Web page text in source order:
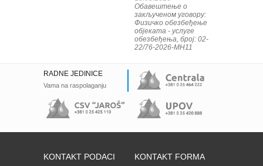
Обавештење о
закљученом уговору:
Физичко обезбеђење
објеката - услуге
обезбеђења, број: 02-
22/76-2026-МН11
RADNE JEDINICE
Vama na raspolaganju
KONTAKT PODACI KONTAKT FORMA